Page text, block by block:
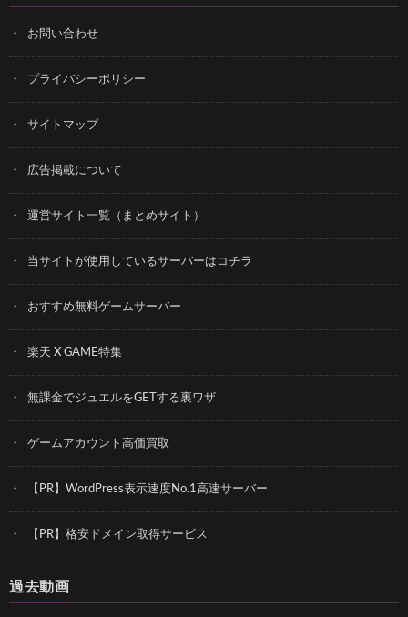
お問い合わせ
プライバシーポリシー
サイトマップ
広告掲載について
運営サイト一覧（まとめサイト）
当サイトが使用しているサーバーはコチラ
おすすめ無料ゲームサーバー
楽天 X GAME特集
無課金でジュエルをGETする裏ワザ
ゲームアカウント高価買取
【PR】WordPress表示速度No.1高速サーバー
【PR】格安ドメイン取得サービス
過去動画